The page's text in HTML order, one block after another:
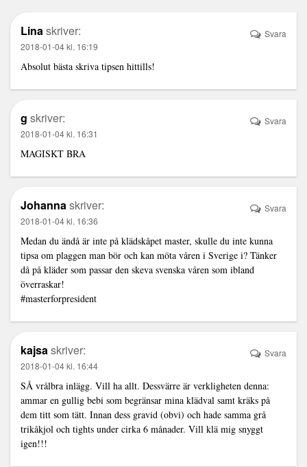
Linaskriver:
2018-01-04 kl. 16:19
Absolut bästa skriva tipsen hittills!
Svara
g skriver:
2018-01-04 kl. 16:31
MAGISKT BRA
Svara
Johannaskriver:
2018-01-04 kl. 16:36
Medan du ändå är inte på klädskåpet master, skulle du inte kunna
tipsa om plaggen man bör och kan möta våren i Sverige i? Tänker
då på kläder som passar den skeva svenska våren som ibland
överraskar!
#masterforpresident
Svara
kajsaskriver:
2018-01-04 kl. 16:44
SÅ vrålbra inlägg. Vill ha allt. Dessvärre är verkligheten denna:
ammar en gullig bebi som begränsar mina klädval samt kräks på
dem titt som tätt. Innan dess gravid (obvi) och hade samma grå
trikåkjol och tights under cirka 6 månader. Vill klä mig snyggt
igen!!!
Svara